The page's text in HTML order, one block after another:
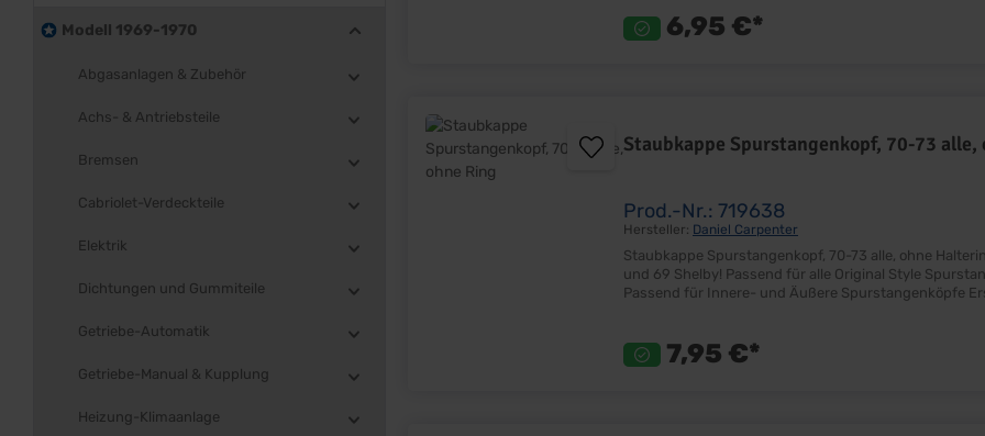
Modell 1969-1970
Abgasanlagen & Zubehör
Achs- & Antriebsteile
Bremsen
Cabriolet-Verdeckteile
Elektrik
Dichtungen und Gummiteile
Getriebe-Automatik
Getriebe-Manual & Kupplung
Heizung-Klimaanlage
6,95 €*
Staubkappe Spurstangenkopf, 70-73 alle,
Prod.-Nr.: 719638
Hersteller: Daniel Carpenter
Staubkappe Spurstangenkopf, 70-73 alle, ohne Haltering Passend für Baujahr 70-73, 6 Zyl. und V8 Passend für
und 69 Shelby! Passend für alle Original Style Spurstangenköpfe Passend für alle Aftermarket Spurstangenköpfe
Passend für Innere- und Äußere Spurstangenköpfe Ersatz für Staubkappe auf den Spurstangenköpfen Staubkappe
7,95 €*